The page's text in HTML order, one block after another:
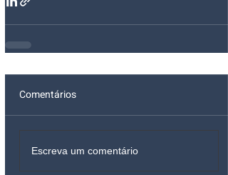
Comentários
Escreva um comentário